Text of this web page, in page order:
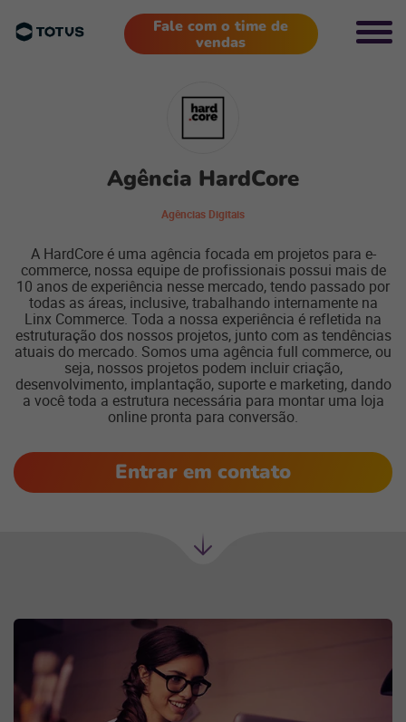
Fale com o time de
vendas
Agência HardCore
Agências Digitais
A HardCore é uma agência focada em projetos para e-
commerce, nossa equipe de profissionais possui mais de
10 anos de experiência nesse mercado, tendo passado por
todas as áreas, inclusive, trabalhando internamente na
Linx Commerce. Toda a nossa experiência é refletida na
estruturação dos nossos projetos, junto com as tendências
atuais do mercado. Somos uma agência full commerce, ou
seja, nossos projetos podem incluir criação,
desenvolvimento, implantação, suporte e marketing, dando
a você toda a estrutura necessária para montar uma loja
online pronta para conversão.
Entrar em contato